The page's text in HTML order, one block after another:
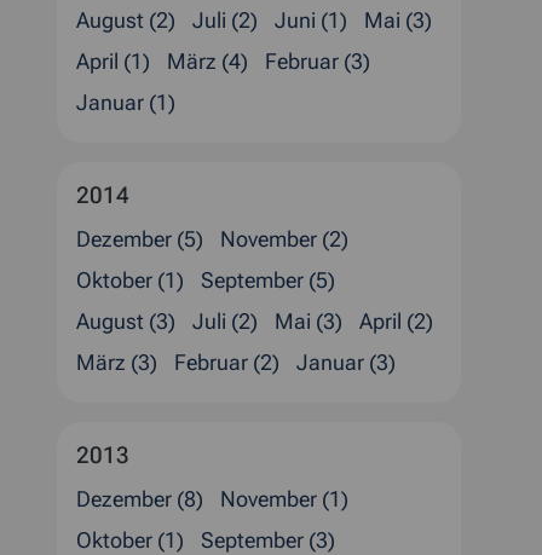
August (2)
Juli (2) Juni (1)
Mai (3)
April (1)
März (4)
Februar (3)
Januar (1)
2014
Dezember (5)
November (2)
Oktober (1)
September (5)
August (3)
Juli (2) Mai (3)
April (2)
März (3)
Februar (2) Januar (3)
2013
Dezember (8)
November (1)
Oktober (1)
September (3)